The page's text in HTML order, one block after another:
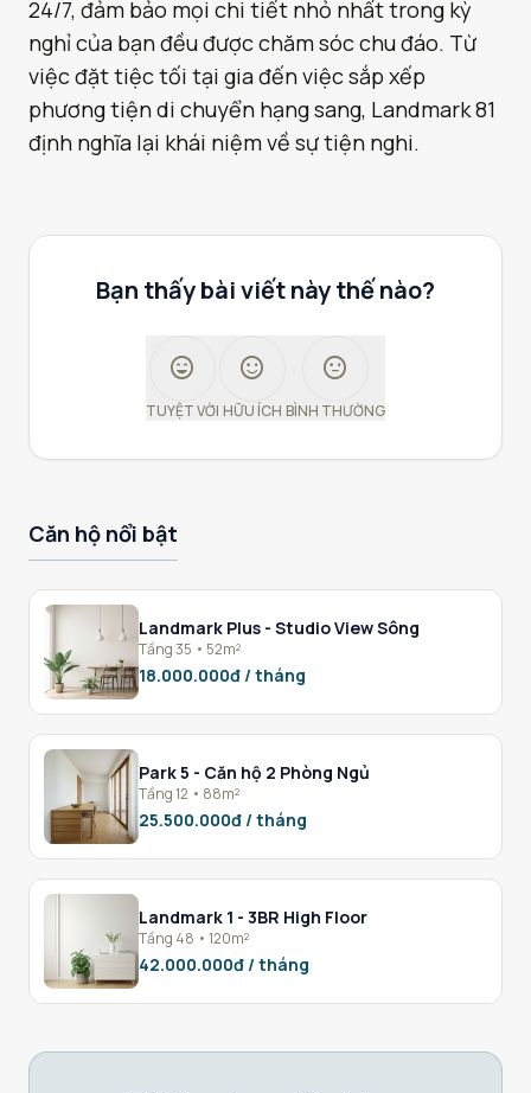
24/7, đảm bảo mọi chi tiết nhỏ nhất trong kỳ
nghỉ của bạn đều được chăm sóc chu đáo. Từ
việc đặt tiệc tối tại gia đến việc sắp xếp
phương tiện di chuyển hạng sang, Landmark 81
định nghĩa lại khái niệm về sự tiện nghi.
Bạn thấy bài viết này thế nào?
sentiment_very_satisfied
TUYỆT VỜI
sentiment_satisfied
HỮU ÍCH
sentiment_neutral
BÌNH THƯỜNG
Căn hộ nổi bật
Landmark Plus - Studio View Sông
Tầng 35 • 52m²
18.000.000đ / tháng
Park 5 - Căn hộ 2 Phòng Ngủ
Tầng 12 • 88m²
25.500.000đ / tháng
Landmark 1 - 3BR High Floor
Tầng 48 • 120m²
42.000.000đ / tháng